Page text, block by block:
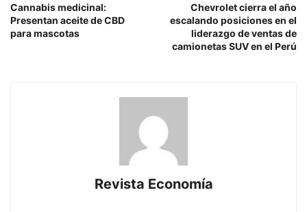
Cannabis medicinal:
Presentan aceite de CBD
para mascotas
Chevrolet cierra el año
escalando posiciones en el
liderazgo de ventas de
camionetas SUV en el Perú
Revista Economía